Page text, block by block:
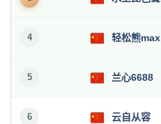
4 轻松熊max
5 兰心6688
6 云自从容